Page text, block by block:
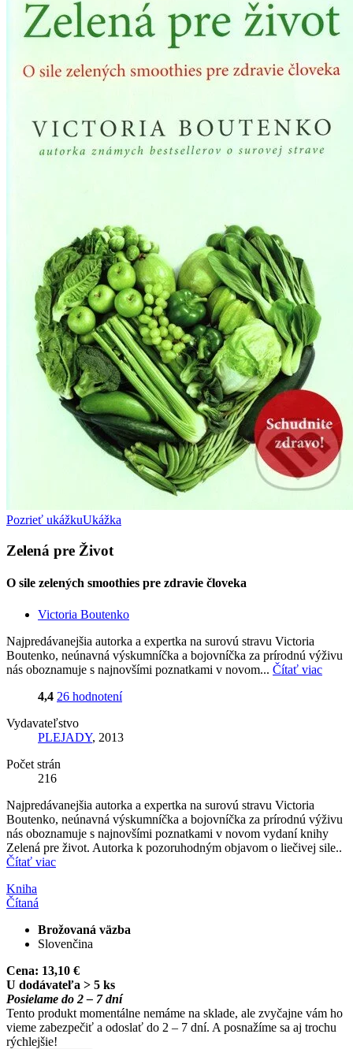
Pozrieť ukážkuUkážka
Zelená pre Život
O sile zelených smoothies pre zdravie človeka
Victoria Boutenko
Najpredávanejšia autorka a expertka na surovú stravu Victoria
Boutenko, neúnavná výskumníčka a bojovníčka za prírodnú výživu
nás oboznamuje s najnovšími poznatkami v novom... Čítať viac
4,4 26 hodnotení
Vydavateľstvo
PLEJADY, 2013
Počet strán
216
Najpredávanejšia autorka a expertka na surovú stravu Victoria
Boutenko, neúnavná výskumníčka a bojovníčka za prírodnú výživu
nás oboznamuje s najnovšími poznatkami v novom vydaní knihy
Zelená pre život. Autorka k pozoruhodným objavom o liečivej sile..
Čítať viac
Kniha
Čítaná
Brožovaná väzba
Slovenčina
Cena: 13,10 €
U dodávateľa > 5 ks
Posielame do 2 – 7 dní
Tento produkt momentálne nemáme na sklade, ale zvyčajne vám ho
vieme zabezpečiť a odoslať do 2 – 7 dní. A posnažíme sa aj trochu
rýchlejšie!